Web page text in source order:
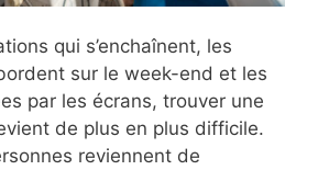
qui s’enchaînent, les
sur le week-end et les
par les écrans, trouver une
de plus en plus difficile.
reviennent de